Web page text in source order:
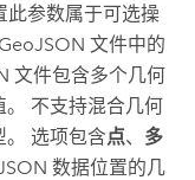
此参数属于可选操
文件中的
文件包含多个几何
。 不支持混合几何
。 选项包含点、 多
数据位置的几